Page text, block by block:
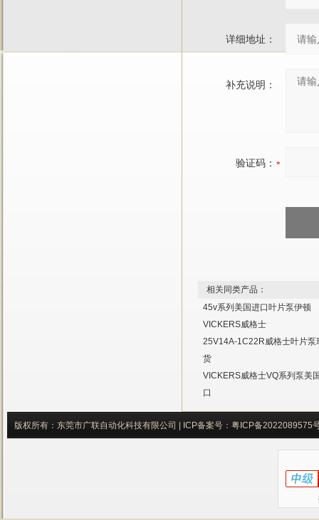
详细地址：
补充说明：
验证码：
相关同类产品：
45v系列美国进口叶片泵伊顿
VICKERS威格士
25V14A-1C22R威格士叶片泵
货
VICKERS威格士VQ系列泵美
口
版权所有：东莞市广联自动化科技有限公司 | ICP备案号： 粤ICP备2022089575